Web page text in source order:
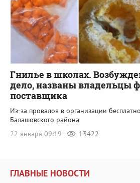
Гнилье в школах.
дело, названы владельцы
поставщика
Из-за провалов в организации
Балашовского района
22 января 09:19
13422
ГЛАВНЫЕ НОВОСТИ